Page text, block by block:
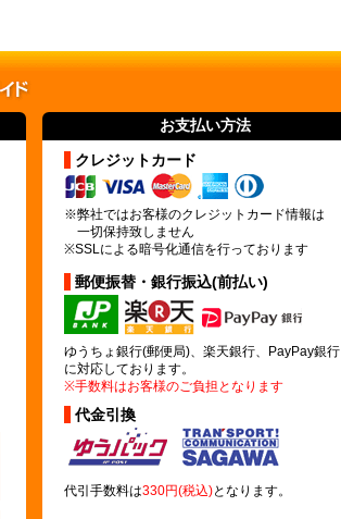
お支払い方法
クレジットカード
※弊社ではお客様のクレジットカード情報は
一切保持致しません
※SSLによる暗号化通信を行っております
郵便振替・銀行振込(前払い)
ゆうちょ銀行(郵便局)、楽天銀行、PayPay銀行
に対応しております。
※手数料はお客様のご負担となります
代金引換
代引手数料は330円(税込)となります。